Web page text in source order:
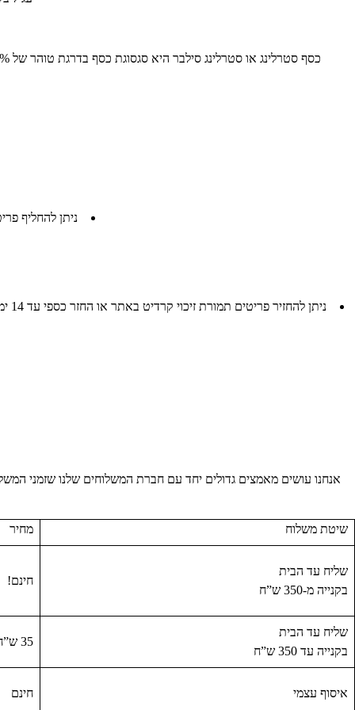
ניתן להחליף פריטים שנרכשו באתר עד 14 יום מיום קבלת הפריט /
אנחנו עושים מאמצים גדולים יחד עם חברת המשלוחים שלנו שזמני
שיטת משלוח מחיר
שליח עד הבית
בקנייה מ-350 ש”ח
חינם!
שליח עד הבית
בקנייה עד 350 ש”ח
35 ש”ח
איסוף עצמי חינם